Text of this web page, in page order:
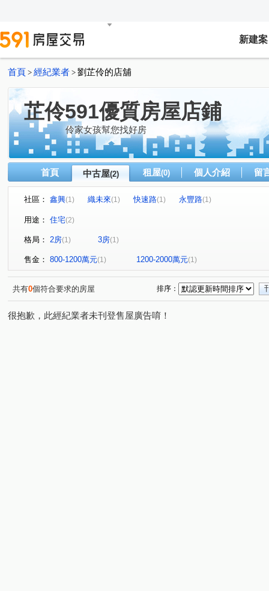
新建案
首頁 > 經紀業者 > 劉芷伶的店舖
芷伶591優質房屋店鋪
伶家女孩幫您找好房
首頁 中古屋(2) 租屋(0) 個人介紹 留
社區： 鑫興(1) 織未來(1) 快速路(1) 永豐路(1)
用途： 住宅(2)
格局： 2房(1) 3房(1)
售金： 800-1200萬元(1) 1200-2000萬元(1)
共有0個符合要求的房屋 排序：
很抱歉，此經紀業者未刊登售屋廣告唷！